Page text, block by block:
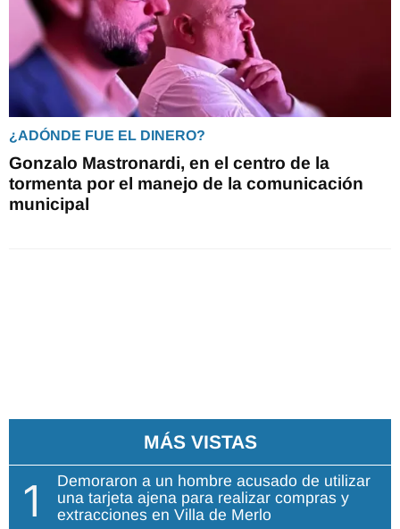
¿ADÓNDE FUE EL DINERO?
Gonzalo Mastronardi, en el centro de la
tormenta por el manejo de la comunicación
municipal
MÁS VISTAS
1
Demoraron a un hombre acusado de utilizar
una tarjeta ajena para realizar compras y
extracciones en Villa de Merlo